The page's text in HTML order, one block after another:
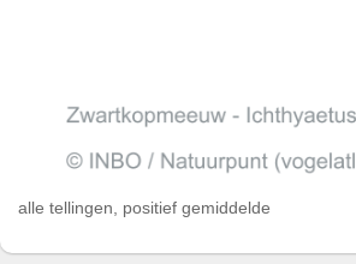
alle tellingen, positief gemiddelde